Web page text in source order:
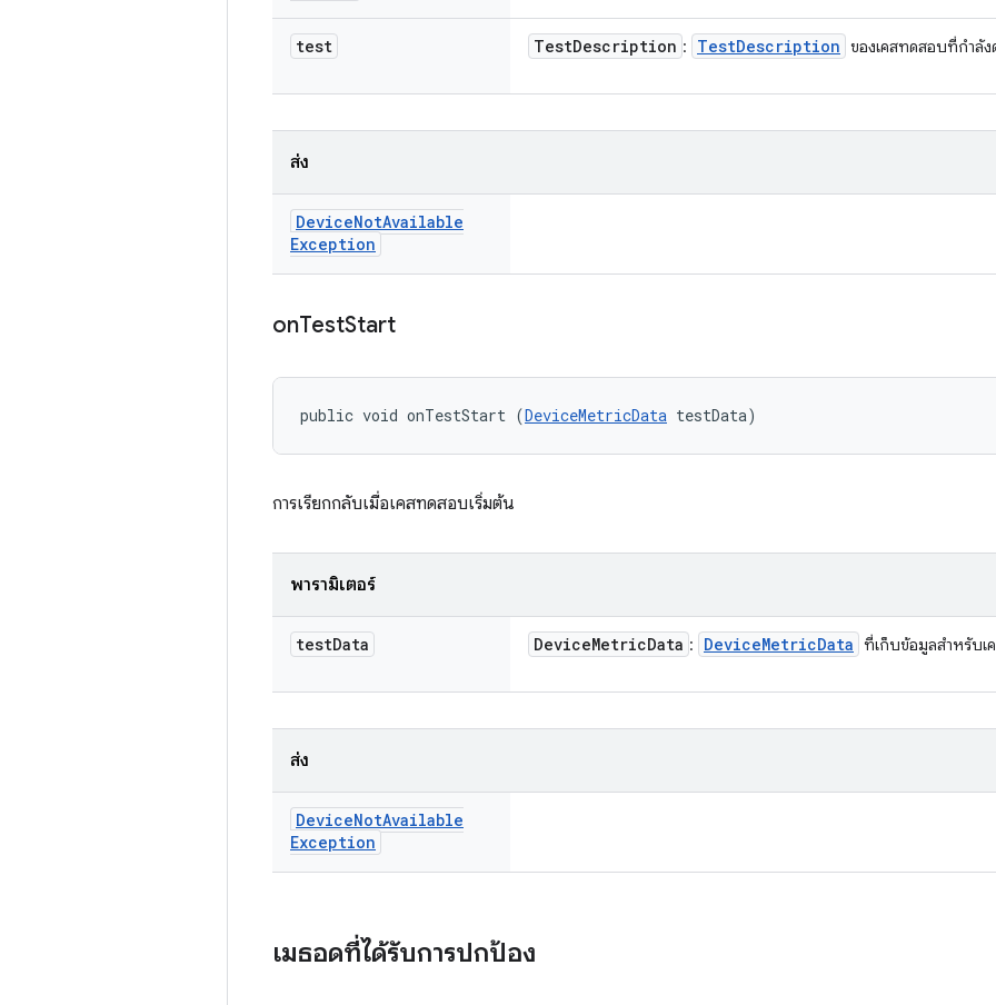
test TestDescription : TestDescription ของเคสทดสอบที่กำลัง
ส่ง
DeviceNotAvailable
Exception
onTestStart
public void onTestStart (DeviceMetricData testData)
การเรียกกลับเมื่อเคสทดสอบเริ่มต้น
พารามิเตอร์
testData DeviceMetricData : DeviceMetricData ที่เก็บข้อมูลสำหรับเ
ส่ง
DeviceNotAvailable
Exception
เมธอดที่ได้รับการปกป้อง